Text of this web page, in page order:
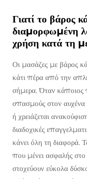
Γιατί το βάρος
διαμορφωμένη
χρήση κατά τη
Οι μασάζες με βάρος
κάτι πέρα από την
σήμερα. Όταν κάποιος
σπασμούς στον αυχένα
ή χρειάζεται
διαδοχικές
κάνει όλη τη διαφορά.
που μένει ασφαλής στο
στοχεύουν εύκολα